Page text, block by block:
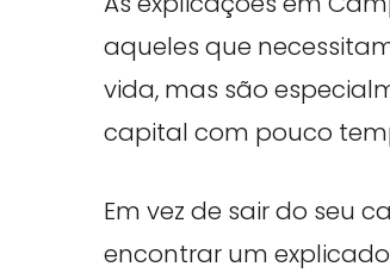
aqueles que
vida, mas são
capital com pouco
Em vez de sair do seu
encontrar um